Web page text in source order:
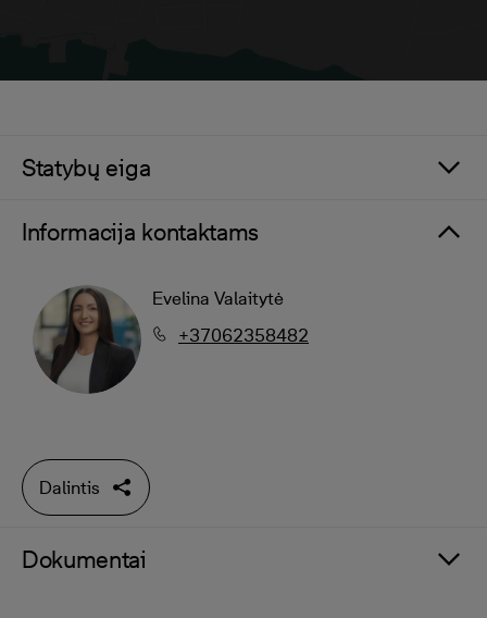
Statybų eiga
Informacija kontaktams
Evelina Valaitytė
+37062358482
Dalintis
Dokumentai